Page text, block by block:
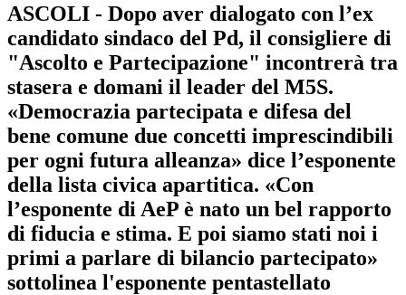
ASCOLI - Dopo aver dialogato con l’ex
candidato sindaco del Pd, il consigliere di
"Ascolto e Partecipazione" incontrerà tra
stasera e domani il leader del M5S.
«Democrazia partecipata e difesa del
bene comune due concetti imprescindibili
per ogni futura alleanza» dice l’esponente
della lista civica apartitica. «Con
l’esponente di AeP è nato un bel rapporto
di fiducia e stima. E poi siamo stati noi i
primi a parlare di bilancio partecipato»
sottolinea l'esponente pentastellato